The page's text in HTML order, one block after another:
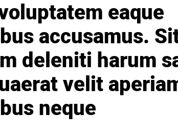
eaque
accusamus.
deleniti harum
velit
neque